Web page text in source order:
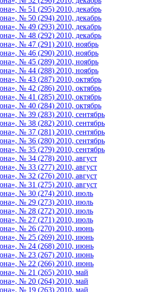
№ 51 (295) 2010, декабрь
№ 50 (294) 2010, декабрь
№ 49 (293) 2010, декабрь
№ 48 (292) 2010, декабрь
№ 47 (291) 2010, ноябрь
№ 46 (290) 2010, ноябрь
№ 45 (289) 2010, ноябрь
№ 44 (288) 2010, ноябрь
№ 43 (287) 2010, октябрь
№ 42 (286) 2010, октябрь
№ 41 (285) 2010, октябрь
№ 40 (284) 2010, октябрь
№ 39 (283) 2010, сентябрь
№ 38 (282) 2010, сентябрь
№ 37 (281) 2010, сентябрь
№ 36 (280) 2010, сентябрь
№ 35 (279) 2010, сентябрь
№ 34 (278) 2010, август
№ 33 (277) 2010, август
№ 32 (276) 2010, август
№ 31 (275) 2010, август
№ 30 (274) 2010, июль
№ 29 (273) 2010, июль
№ 28 (272) 2010, июль
№ 27 (271) 2010, июль
№ 26 (270) 2010, июнь
№ 25 (269) 2010, июнь
№ 24 (268) 2010, июнь
№ 23 (267) 2010, июнь
№ 22 (266) 2010, июнь
№ 21 (265) 2010, май
№ 20 (264) 2010, май
№ 19 (263) 2010, май